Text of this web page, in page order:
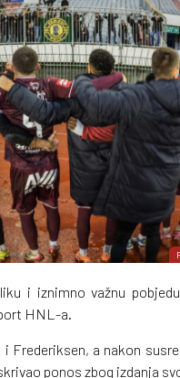
i iznimno važnu
HNL-a.
Frederiksen, a nakon
ponos zbog izdanja